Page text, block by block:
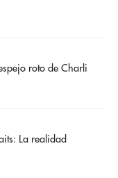
roto de Charli
La realidad